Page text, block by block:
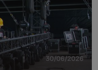
30/06/2026